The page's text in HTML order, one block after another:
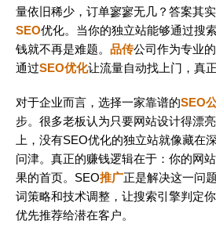
量依旧稀少，订单寥寥无几？答案其
SEO优化。当你的独立站能够通过搜
钱就不再是难题。 品传公司作为专业的
通过SEO优化让流量自动找上门，真正
对于企业而言，选择一家靠谱的SEO
步。很多老板认为只要网站设计得漂
上，没有SEO优化的独立站就像藏在
问津。真正的赚钱逻辑在于：你的网
果的首页。SEO推广正是解决这一问
词策略和技术调整，让搜索引擎判定
优先推荐给潜在客户。